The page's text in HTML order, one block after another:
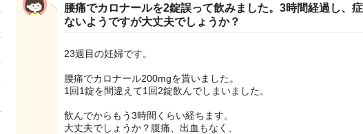
腰痛でカロナールを2錠誤って飲みました。3時間経過し、
ないようですが大丈夫でしょうか？
23週目の妊婦です。
腰痛でカロナール200mgを貰いました。
1回1錠を間違えて1回2錠飲んでしまいました。
飲んでからもう3時間くらい経ちます。
大丈夫でしょうか？腹痛、出血もなく、